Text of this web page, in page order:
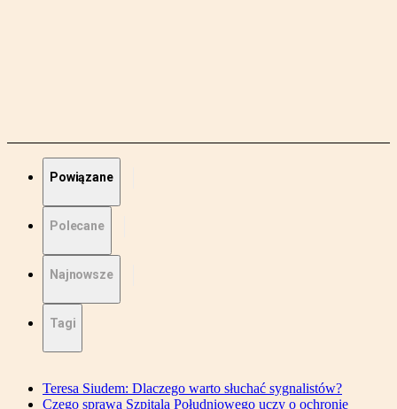
Powiązane
Polecane
Najnowsze
Tagi
Teresa Siudem: Dlaczego warto słuchać sygnalistów?
Czego sprawa Szpitala Południowego uczy o ochronie